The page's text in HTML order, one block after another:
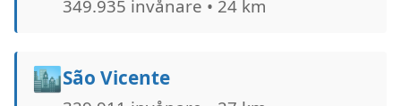
349.935 invånare • 24 km
🏙️São Vicente